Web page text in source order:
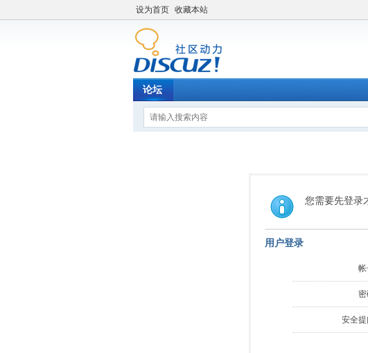
设为首页 收藏本站
论坛
您需要先登录
用户登录
帐
密
安全提